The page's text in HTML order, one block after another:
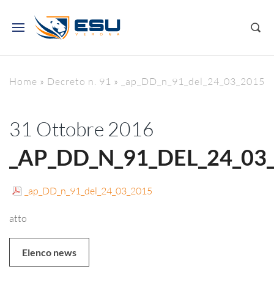
Home » Decreto n. 91 » _ap_DD_n_91_del_24_03_2015
31 Ottobre 2016
_ap_DD_n_91_del_24_03_2015
atto
Elenco news